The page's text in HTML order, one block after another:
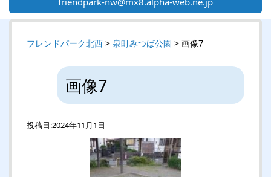
フレンドパーク北西 > 泉町みつば公園 > 画像7
画像7
投稿日:2024年11月1日